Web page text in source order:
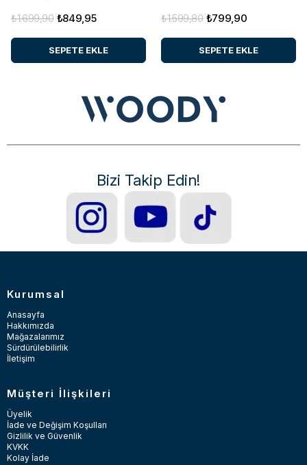
₺849,95
₺1.699,90
SEPETE EKLE
₺799,90
₺1.599,80
SEPETE EKLE
Bizi Takip Edin!
Kurumsal
Anasayfa
Hakkımızda
Mağazalarımız
Sürdürülebilirlik
İletişim
Müşteri İlişkileri
Üyelik
İade ve Değişim Koşulları
Gizlilik ve Güvenlik
KVKK
Kolay İade